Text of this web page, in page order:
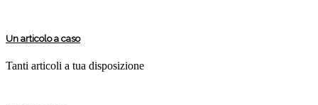
Un articolo a caso
Tanti articoli a tua disposizione